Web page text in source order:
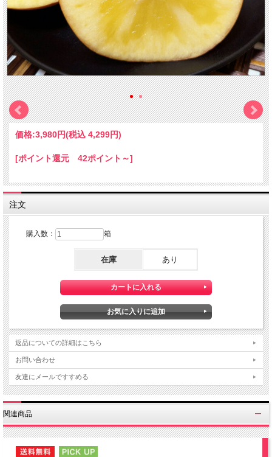
価格:3,980円(税込 4,299円)
[ポイント還元 42ポイント～]
注文
購入数： 箱
在庫 あり
返品についての詳細はこちら
お問い合わせ
友達にメールですすめる
関連商品
NEW